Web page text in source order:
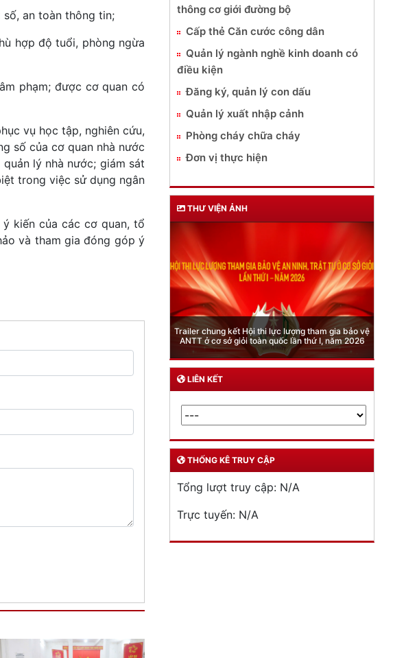
an toàn thông tin;
hợp độ tuổi, phòng ngừa
phạm; được cơ quan có
vụ học tập, nghiên cứu,
số của cơ quan nhà nước
lý nhà nước; giám sát
trong việc sử dụng ngân
kiến của các cơ quan, tổ
và tham gia đóng góp ý
thông cơ giới đường bộ
Cấp thẻ Căn cước công dân
Quản lý ngành nghề kinh doanh có
điều kiện
Đăng ký, quản lý con dấu
Quản lý xuất nhập cảnh
Phòng cháy chữa cháy
Đơn vị thực hiện
THƯ VIỆN ẢNH
Phòng Quản lý xuất nhập cảnh: Hướng dẫn những
quy định mới trong lĩnh vực xuất cảnh, nhập cảnh
của công dân việt nam từ ngày 01/7/2026
LIÊN KẾT
THỐNG KÊ TRUY CẬP
Tổng lượt truy cập: N/A
Trực tuyến: N/A